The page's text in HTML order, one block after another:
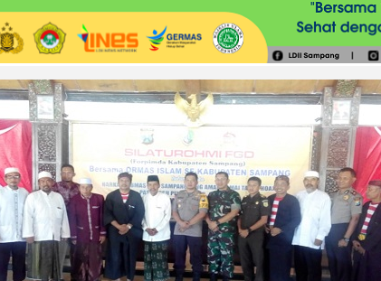
Undang LDII dalam FGD FORKOPIMDA